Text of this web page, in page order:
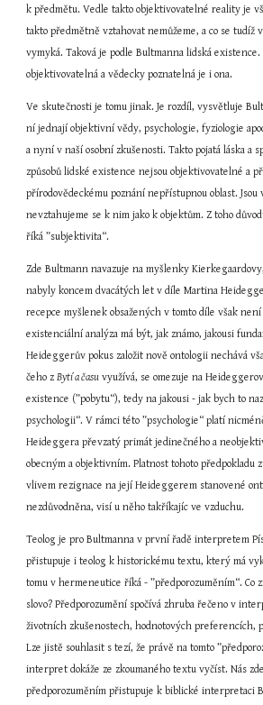
k předmětu. Vedle takto objektivovatelné reality je
takto předmětně vztahovat nemůžeme, a co se tudíž
vymyká. Taková je podle Bultmanna lidská existence.
objektivovatelná a vědecky poznatelná je i ona.
Ve skutečnosti je tomu jinak. Je rozdíl, vysvětluje
ní jednají objektivní vědy, psychologie, fyziologie
a nyní v naší osobní zkušenosti. Takto pojatá láska a
způsobů lidské existence nejsou objektivovatelné a
přírodovědeckému poznání nepřístupnou oblast. Jsou
nevztahujeme se k nim jako k objektům. Z toho
říká ”subjektivita“.
Zde Bultmann navazuje na myšlenky
nabyly koncem dvacátých let v díle Martina
recepce myšlenek obsažených v tomto díle však
existenciální analýza má být, jak známo, jakousi
Heideggerův pokus založit nově ontologii nechává
čeho z Bytí a času využívá, se omezuje na
existence (”pobytu“), tedy na jakousi - jak bych to
psychologii“. V rámci této ”psychologie“ platí
Heideggera převzatý primát jedinečného a
obecným a objektivním. Platnost tohoto předpokladu
vlivem rezignace na její Heideggerem stanovené
nezdůvodněna, visí u něho takříkajíc ve vzduchu.
Teolog je pro Bultmanna v první řadě interpretem
přistupuje i teolog k historickému textu, který má
tomu v hermeneutice říká - ”předporozuměním“. Co
slovo? Předporozumění spočívá zhruba řečeno v
životních zkušenostech, hodnotových preferencích,
Lze jistě souhlasit s tezí, že právě na tomto
interpret dokáže ze zkoumaného textu vyčíst. Nás
předporozuměním přistupuje k biblické interpretaci